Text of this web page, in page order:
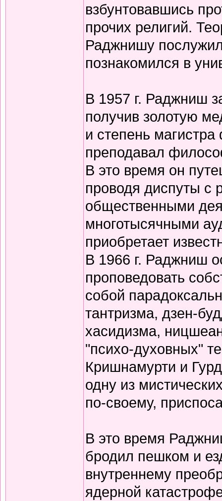
взбунтовавшись
прочих религий.
Раджнишу
познакомился в
В 1957 г. Раджниш
получив золотую
и степень
преподавал
В это время он
проводя диспуты с
общественными
многотысячными
приобретает
В 1966 г. Раджниш
проповедовать
собой
тантризма, дзен-
хасидизма,
"психо-духовных"
Кришнамурти и
одну из
по-своему,
В это время
бродил пешком и
внутреннему
ядерной